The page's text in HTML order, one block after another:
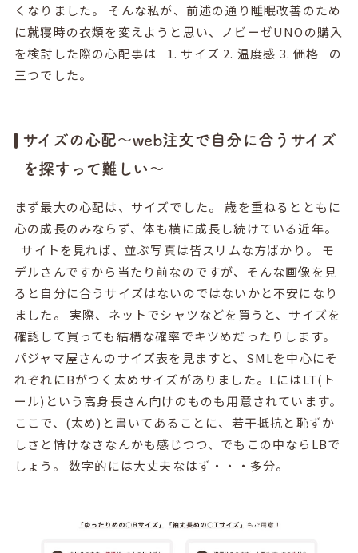
くなりました。 そんな私が、前述の通り睡眠改善のため
に就寝時の衣類を変えようと思い、ノビーゼUNOの購入
を検討した際の心配事は 1. サイズ 2. 温度感 3. 価格 の
三つでした。
サイズの心配〜web注文で自分に合うサイズ
を探すって難しい〜
まず最大の心配は、サイズでした。 歳を重ねるとともに
心の成長のみならず、体も横に成長し続けている近年。
サイトを見れば、並ぶ写真は皆スリムな方ばかり。 モ
デルさんですから当たり前なのですが、そんな画像を見
ると自分に合うサイズはないのではないかと不安になり
ました。 実際、ネットでシャツなどを買うと、サイズを
確認して買っても結構な確率でキツめだったりします。
パジャマ屋さんのサイズ表を見ますと、SMLを中心にそ
れぞれにBがつく太めサイズがありました。LにはLT(ト
ール)という高身長さん向けのものも用意されています。
ここで、(太め)と書いてあることに、若干抵抗と恥ずか
しさと情けなさなんかも感じつつ、でもこの中ならLBで
しょう。 数字的には大丈夫なはず・・・多分。